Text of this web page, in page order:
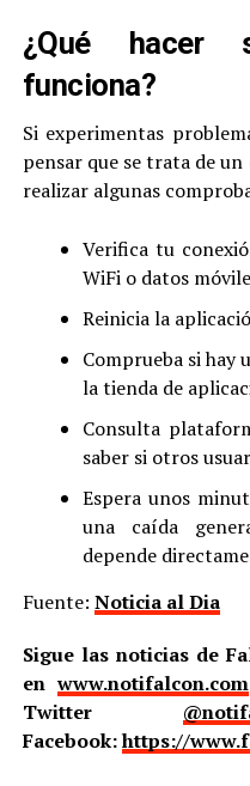
¿Qué hacer
funciona?
Si experimentas
pensar que se trata de
realizar algunas
Verifica tu
WiFi o datos
Reinicia la
Comprueba si hay
la tienda de
Consulta
saber si otros
Espera unos
una caída
depende
Fuente: Noticia al Dia
Sigue las noticias de
enwww.notifalcon.com
Twitter
Facebook:https://